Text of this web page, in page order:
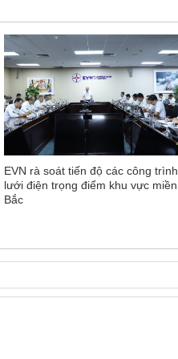
EVN rà soát tiến độ các công trình
lưới điện trọng điểm khu vực miền
Bắc